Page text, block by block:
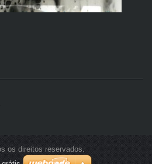
os direitos reservados.